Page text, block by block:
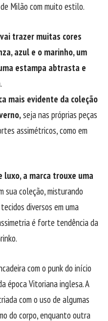
Milão com muito estilo.
trazer muitas cores
azul e o marinho, um
estampa abtrasta e
mais evidente da coleção
seja nas próprias peças
assimétricos, como em
luxo, a marca trouxe uma
sua coleção, misturando
diversos em uma
é forte tendência da
com o punk do início
época Vitoriana inglesa. A
com o uso de algumas
do corpo, enquanto outra